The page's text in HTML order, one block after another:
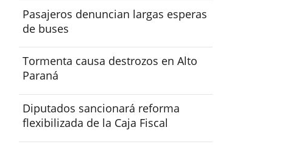
Pasajeros denuncian largas esperas
de buses
Tormenta causa destrozos en Alto
Paraná
Diputados sancionará reforma
flexibilizada de la Caja Fiscal